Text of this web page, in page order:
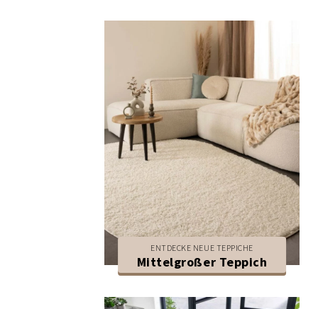
ENTDECKE NEUE TEPPICHE
Mittelgroßer Teppich